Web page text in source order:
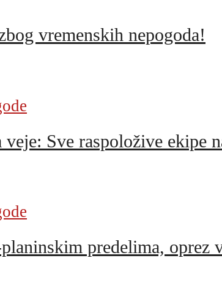
vremenskih nepogoda!
Sve raspoložive ekipe
predelima, oprez